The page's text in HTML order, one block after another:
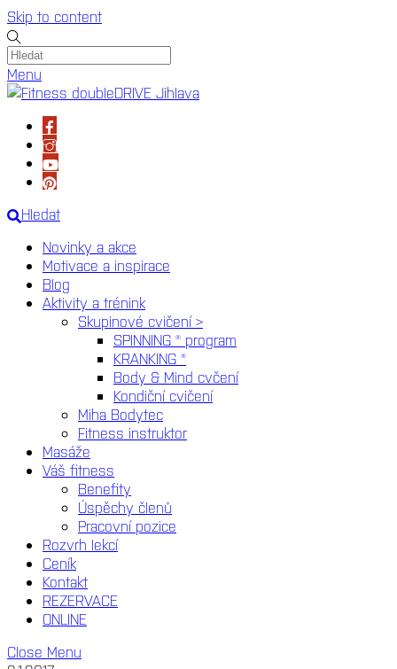
Skip to content
Menu
Hledat
Novinky a akce
Motivace a inspirace
Blog
Aktivity a trénink
Skupinové cvičení >
SPINNING ® program
KRANKING ®
Body & Mind cvčení
Kondiční cvičení
Miha Bodytec
Fitness instruktor
Masáže
Váš fitness
Benefity
Úspěchy členů
Pracovní pozice
Rozvrh lekcí
Ceník
Kontakt
REZERVACE
ONLINE
Close Menu